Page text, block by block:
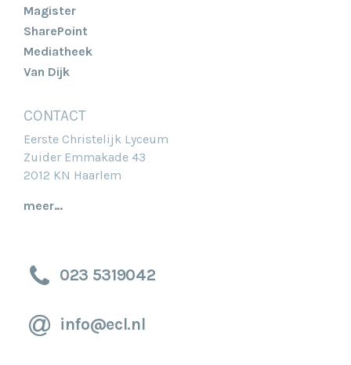
Magister
SharePoint
Mediatheek
Van Dijk
CONTACT
Eerste Christelijk Lyceum
Zuider Emmakade 43
2012 KN Haarlem
meer…
023 5319042
info@ecl.nl